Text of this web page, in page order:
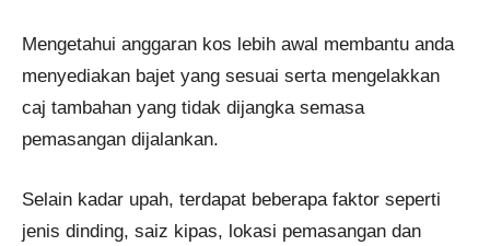
Mengetahui anggaran kos lebih awal membantu anda
menyediakan bajet yang sesuai serta mengelakkan
caj tambahan yang tidak dijangka semasa
pemasangan dijalankan.
Selain kadar upah, terdapat beberapa faktor seperti
jenis dinding, saiz kipas, lokasi pemasangan dan